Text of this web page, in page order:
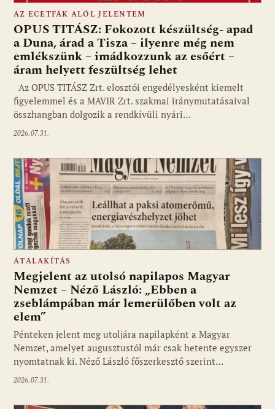
AZ ECETFÁK ALÓL JELENTEM
OPUS TITÁSZ: Fokozott készültség- apad
a Duna, árad a Tisza – ilyenre még nem
emlékszünk – imádkozzunk az esőért –
áram helyett feszültség lehet
Az OPUS TITÁSZ Zrt. elosztói engedélyesként kiemelt
figyelemmel és a MAVIR Zrt. szakmai iránymutatásaival
összhangban dolgozik a rendkívüli nyári…
2026.07.31.
ÁTALAKÍTÁS
Megjelent az utolsó napilapos Magyar
Nemzet – Néző László: „Ebben a
zseblámpában már lemerülőben volt az
elem”
Pénteken jelent meg utoljára napilapként a Magyar
Nemzet, amelyet augusztustól már csak hetente egyszer
nyomtatnak ki. Néző László főszerkesztő szerint…
2026.07.31.